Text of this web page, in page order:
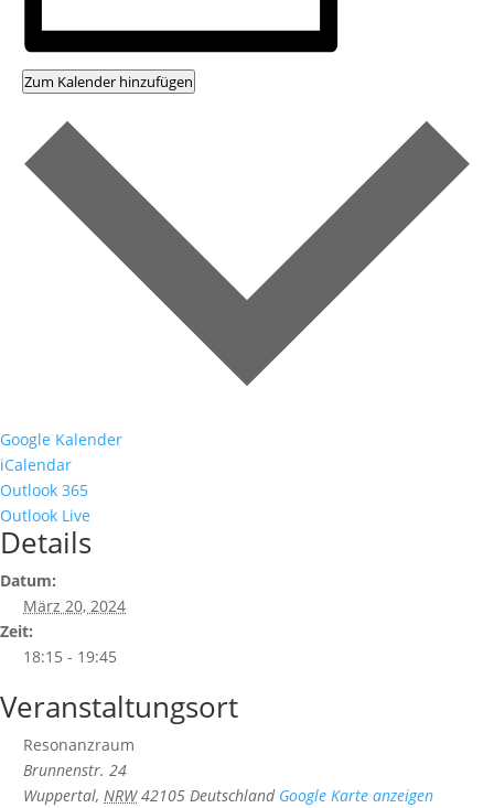
Zum Kalender hinzufügen
Google Kalender
iCalendar
Outlook 365
Outlook Live
Details
Datum:
März 20, 2024
Zeit:
18:15 - 19:45
Veranstaltungsort
Resonanzraum
Brunnenstr. 24
Wuppertal, NRW 42105 Deutschland Google Karte anzeigen